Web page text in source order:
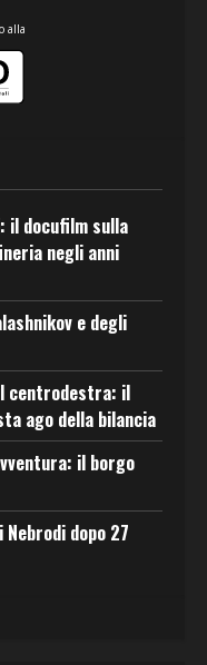
alla
il docufilm sulla
negli anni
e degli
centrodestra: il
ago della bilancia
il borgo
dopo 27